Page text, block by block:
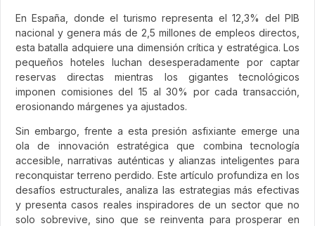
En España, donde el turismo representa el 12,3% del PIB
nacional y genera más de 2,5 millones de empleos directos,
esta batalla adquiere una dimensión crítica y estratégica. Los
pequeños hoteles luchan desesperadamente por captar
reservas directas mientras los gigantes tecnológicos
imponen comisiones del 15 al 30% por cada transacción,
erosionando márgenes ya ajustados.
Sin embargo, frente a esta presión asfixiante emerge una
ola de innovación estratégica que combina tecnología
accesible, narrativas auténticas y alianzas inteligentes para
reconquistar terreno perdido. Este artículo profundiza en los
desafíos estructurales, analiza las estrategias más efectivas
y presenta casos reales inspiradores de un sector que no
solo sobrevive, sino que se reinventa para prosperar en